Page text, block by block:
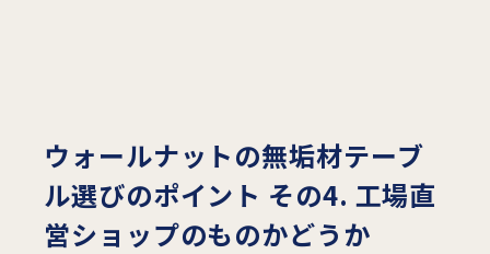
ウォールナットの無垢材テーブ
ル選びのポイント その4. 工場直
営ショップのものかどうか